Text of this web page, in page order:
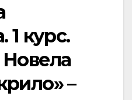
1 курс.
–